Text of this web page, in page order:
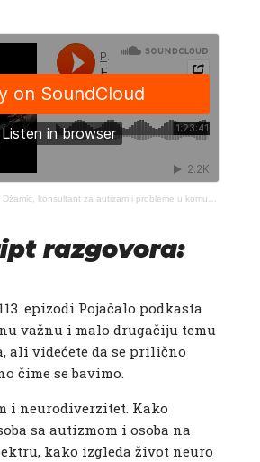
konsultant za autizam i probleme u komunikaciji – Pojačalo podcast
razgovora:
epizodi Pojačalo podkasta
važnu i malo drugačiju temu
ali videćete da se prilično
čime se bavimo.
i neurodiverzitet. Kako
sa autizmom i osoba na
kako izgleda život neuro